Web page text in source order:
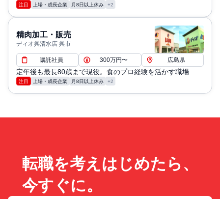
注目 上場・成長企業 月8日以上休み +2
精肉加工・販売
ディオ呉清水店 呉市
嘱託社員 300万円〜 広島県
定年後も最長80歳まで現役。食のプロ経験を活かす職場
注目 上場・成長企業 月8日以上休み +2
転職を考えはじめたら、
今すぐに。